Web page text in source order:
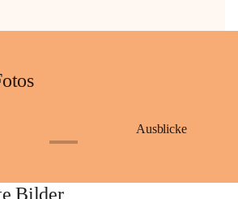
Ausblicke
Bilder